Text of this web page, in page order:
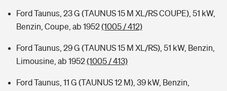
Ford Taunus, 23 G (TAUNUS 15 M XL/RS COUPE), 51 kW,
Benzin, Coupe, ab 1952(1005 / 412)
Ford Taunus, 29 G (TAUNUS 15 M XL/RS), 51 kW, Benzin,
Limousine, ab 1952(1005 / 413)
Ford Taunus, 11 G (TAUNUS 12 M), 39 kW, Benzin,